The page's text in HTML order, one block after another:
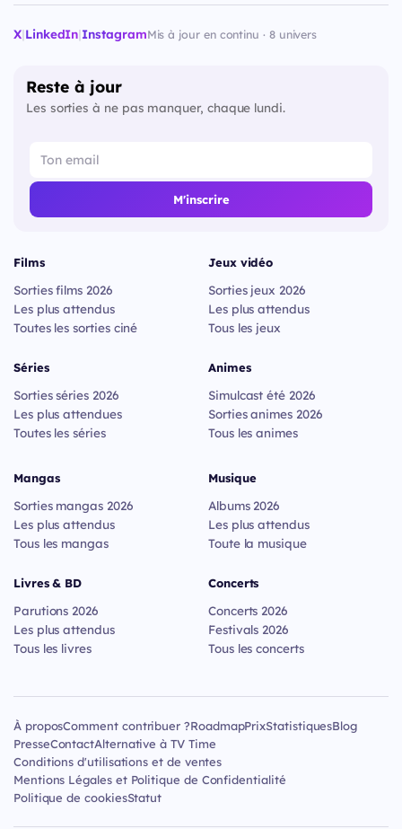
X|LinkedIn|InstagramMis à jour en continu · 8 univers
Reste à jour
Les sorties à ne pas manquer, chaque lundi.
M'inscrire
Films
Sorties films 2026
Les plus attendus
Toutes les sorties ciné
Séries
Sorties séries 2026
Les plus attendues
Toutes les séries
Jeux vidéo
Sorties jeux 2026
Les plus attendus
Tous les jeux
Animes
Simulcast été 2026
Sorties animes 2026
Tous les animes
Mangas
Sorties mangas 2026
Les plus attendus
Tous les mangas
Livres & BD
Parutions 2026
Les plus attendus
Tous les livres
Musique
Albums 2026
Les plus attendus
Toute la musique
Concerts
Concerts 2026
Festivals 2026
Tous les concerts
À proposComment contribuer ?RoadmapPrixStatistiquesBlog
PresseContactAlternative à TV Time
Conditions d'utilisations et de ventes
Mentions Légales et Politique de Confidentialité
Politique de cookiesStatut